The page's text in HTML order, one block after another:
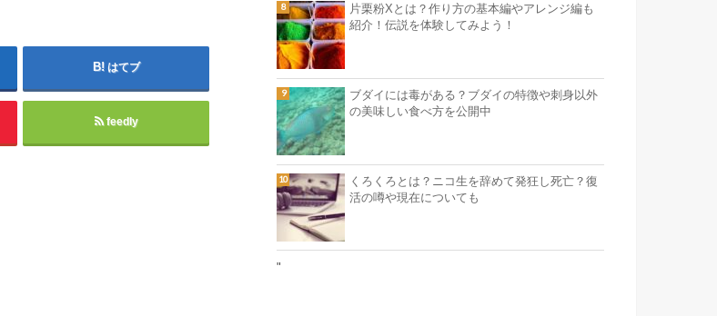
はてブ
feedly
片栗粉Xとは？作り方の基本編やアレンジ編も
紹介！伝説を体験してみよう！
ブダイには毒がある？ブダイの特徴や刺身以外
の美味しい食べ方を公開中
くろくろとは？ニコ生を辞めて発狂し死亡？復
活の噂や現在についても
"